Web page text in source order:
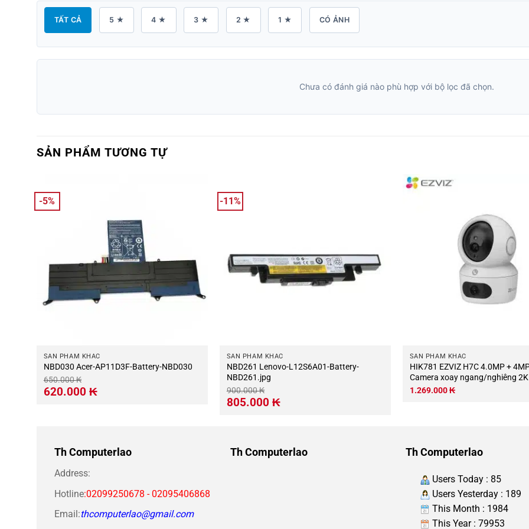
TẤT CẢ 5 ★ 4 ★ 3 ★ 2 ★ 1 ★ CÓ ẢNH
Chưa có đánh giá nào phù hợp với bộ lọc đã chọn.
SẢN PHẨM TƯƠNG TỰ
-5%
SẢN PHẨM KHÁC
NBD030 Acer-AP11D3F-Battery-NBD030
650.000₭
Giá
gốc
620.000 ₭Giá
hiện
-11%
SẢN PHẨM KHÁC
NBD261 Lenovo-L12S6A01-Battery-
NBD261.jpg
900.000₭
Giá
gốc
805.000 ₭Giá
hiện
SẢN PHẨM KHÁC
HIK781 EZVIZ H7C 4.0MP + 4MP –
Camera xoay ngang/nghiêng
EZVIZ H7C (Bao gồm Mic, Loa)
1.269.000₭
Th Computerlao
Address:
Hotline:02099250678 - 02095406868
Email:thcomputerlao@gmail.com
Th Computerlao Th Computerlao
Users Today : 85
Users Yesterday : 189
This Month : 1984
This Year : 79953